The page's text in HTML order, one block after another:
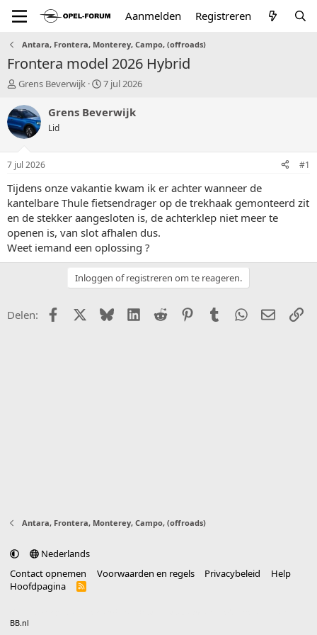
Aanmelden Registreren
Antara, Frontera, Monterey, Campo, (offroads)
Frontera model 2026 Hybrid
T
p
i
c
a
r
e
r
Grens Beverwijk
S
a
u
m
7 jul 2026
Grens Beverwijk
Lid
7 jul 2026 #1
Tijdens onze vakantie kwam ik er achter wanneer de
kantelbare Thule fietsendrager op de trekhaak gemonteerd zit
en de stekker aangesloten is, de achterklep niet meer te
openen is, van slot afhalen dus.
Weet iemand een oplossing ?
Inloggen of registreren om te reageren.
Delen: FacebookX (Twitter)
BlueskyLinkedIn
Reddit PinterestTumblr WhatsApp
E-mail
Antara, Frontera, Monterey, Campo, (offroads)
Nederlands
Contact opnemen
Voorwaarden en regels Privacybeleid
Help
Hoofdpagina
R
BB.nl